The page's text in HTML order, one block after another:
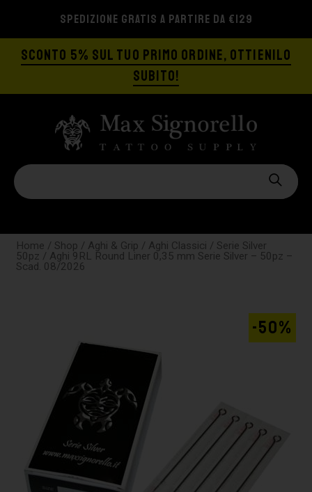
SPEDIZIONE GRATIS A PARTIRE DA €129
SCONTO 5% SUL TUO PRIMO ORDINE, OTTIENILO
SUBITO!
Home / Shop / Aghi & Grip / Aghi Classici / Serie Silver
50pz / Aghi 9RL Round Liner 0,35 mm Serie Silver – 50pz –
Scad. 08/2026
-50%